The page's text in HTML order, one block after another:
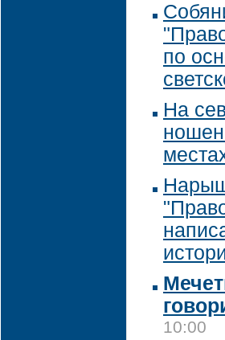
по
На
10:00